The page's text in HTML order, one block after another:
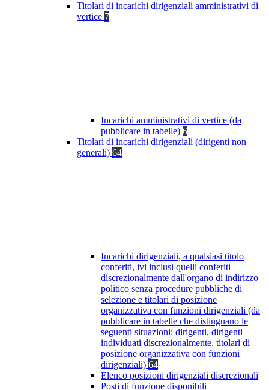
Titolari di incarichi dirigenziali amministrativi di
vertice 7
Incarichi amministrativi di vertice (da
pubblicare in tabelle) 6
Titolari di incarichi dirigenziali (dirigenti non
generali) 64
Incarichi dirigenziali, a qualsiasi titolo
conferiti, ivi inclusi quelli conferiti
discrezionalmente dall'organo di indirizzo
politico senza procedure pubbliche di
selezione e titolari di posizione
organizzativa con funzioni dirigenziali (da
pubblicare in tabelle che distinguano le
seguenti situazioni: dirigenti, dirigenti
individuati discrezionalmente, titolari di
posizione organizzativa con funzioni
dirigenziali) 64
Elenco posizioni dirigenziali discrezionali
Posti di funzione disponibili